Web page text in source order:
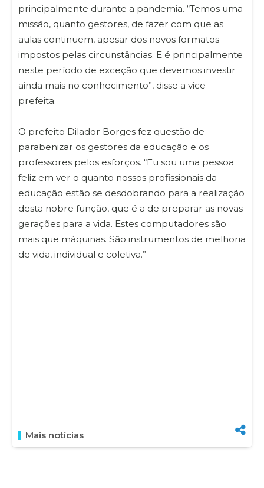
principalmente durante a pandemia. “Temos uma
missão, quanto gestores, de fazer com que as
aulas continuem, apesar dos novos formatos
impostos pelas circunstâncias. E é principalmente
neste período de exceção que devemos investir
ainda mais no conhecimento”, disse a vice-
prefeita.
O prefeito Dilador Borges fez questão de
parabenizar os gestores da educação e os
professores pelos esforços. “Eu sou uma pessoa
feliz em ver o quanto nossos profissionais da
educação estão se desdobrando para a realização
desta nobre função, que é a de preparar as novas
gerações para a vida. Estes computadores são
mais que máquinas. São instrumentos de melhoria
de vida, individual e coletiva.”
Mais notícias